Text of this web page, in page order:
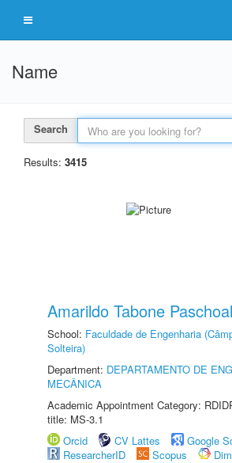
Name
Search
Results: 3415
Amarildo Tabone
School: Faculdade de Engenharia
Solteira)
Department: DEPARTAMENTO DE
MECÂNICA
Academic Appointment Category:
title: MS-3.1
Orcid
CV Lattes
Google
ResearcherID
Scopus